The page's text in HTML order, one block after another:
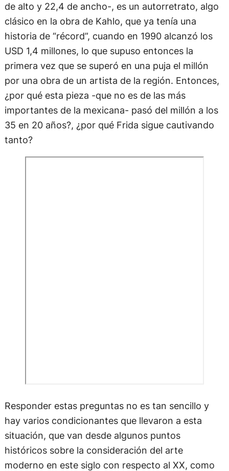
de alto y 22,4 de ancho-, es un autorretrato, algo
clásico en la obra de Kahlo, que ya tenía una
historia de “récord”, cuando en 1990 alcanzó los
USD 1,4 millones, lo que supuso entonces la
primera vez que se superó en una puja el millón
por una obra de un artista de la región. Entonces,
¿por qué esta pieza -que no es de las más
importantes de la mexicana- pasó del millón a los
35 en 20 años?, ¿por qué Frida sigue cautivando
tanto?
Responder estas preguntas no es tan sencillo y
hay varios condicionantes que llevaron a esta
situación, que van desde algunos puntos
históricos sobre la consideración del arte
moderno en este siglo con respecto al XX, como